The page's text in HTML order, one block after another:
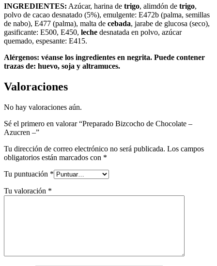
INGREDIENTES: Azúcar, harina de trigo, alimdón de trigo,
polvo de cacao desnatado (5%), emulgente: E472b (palma, semillas
de nabo), E477 (palma), malta de cebada, jarabe de glucosa (seco),
gasificante: E500, E450, leche desnatada en polvo, azúcar
quemado, espesante: E415.
Alérgenos: véanse los ingredientes en negrita. Puede contener
trazas de: huevo, soja y altramuces.
Valoraciones
No hay valoraciones aún.
Sé el primero en valorar “Preparado Bizcocho de Chocolate –
Azucren –”
Tu dirección de correo electrónico no será publicada. Los campos
obligatorios están marcados con *
Tu puntuación *
Tu valoración *